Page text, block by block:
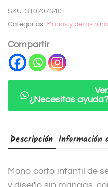
e
r
n
a
SKU: 3107073401
Categorías: Monos y petos niña
Compartir
¿Necesitas
Descripción Información
Mono corto infantil de